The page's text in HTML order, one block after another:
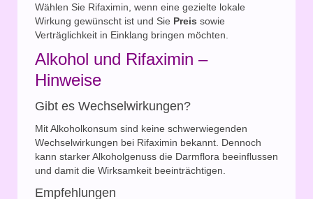
Wählen Sie Rifaximin, wenn eine gezielte lokale
Wirkung gewünscht ist und Sie Preis sowie
Verträglichkeit in Einklang bringen möchten.
Alkohol und Rifaximin –
Hinweise
Gibt es Wechselwirkungen?
Mit Alkoholkonsum sind keine schwerwiegenden
Wechselwirkungen bei Rifaximin bekannt. Dennoch
kann starker Alkoholgenuss die Darmflora beeinflussen
und damit die Wirksamkeit beeinträchtigen.
Empfehlungen